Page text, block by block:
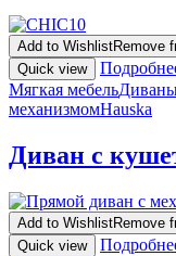
Add to WishlistRemove
Quick view
Мягкая мебель
механизмомHauska
Диван с
Add to WishlistRemove
Quick view